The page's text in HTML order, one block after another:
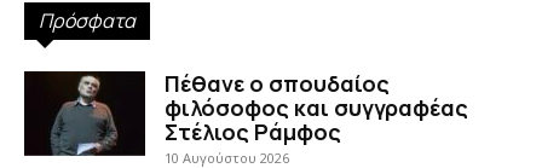
Πρόσφατα
Πέθανε ο σπουδαίος
φιλόσοφος και συγγραφέας
Στέλιος Ράμφος
10 Αυγούστου 2026